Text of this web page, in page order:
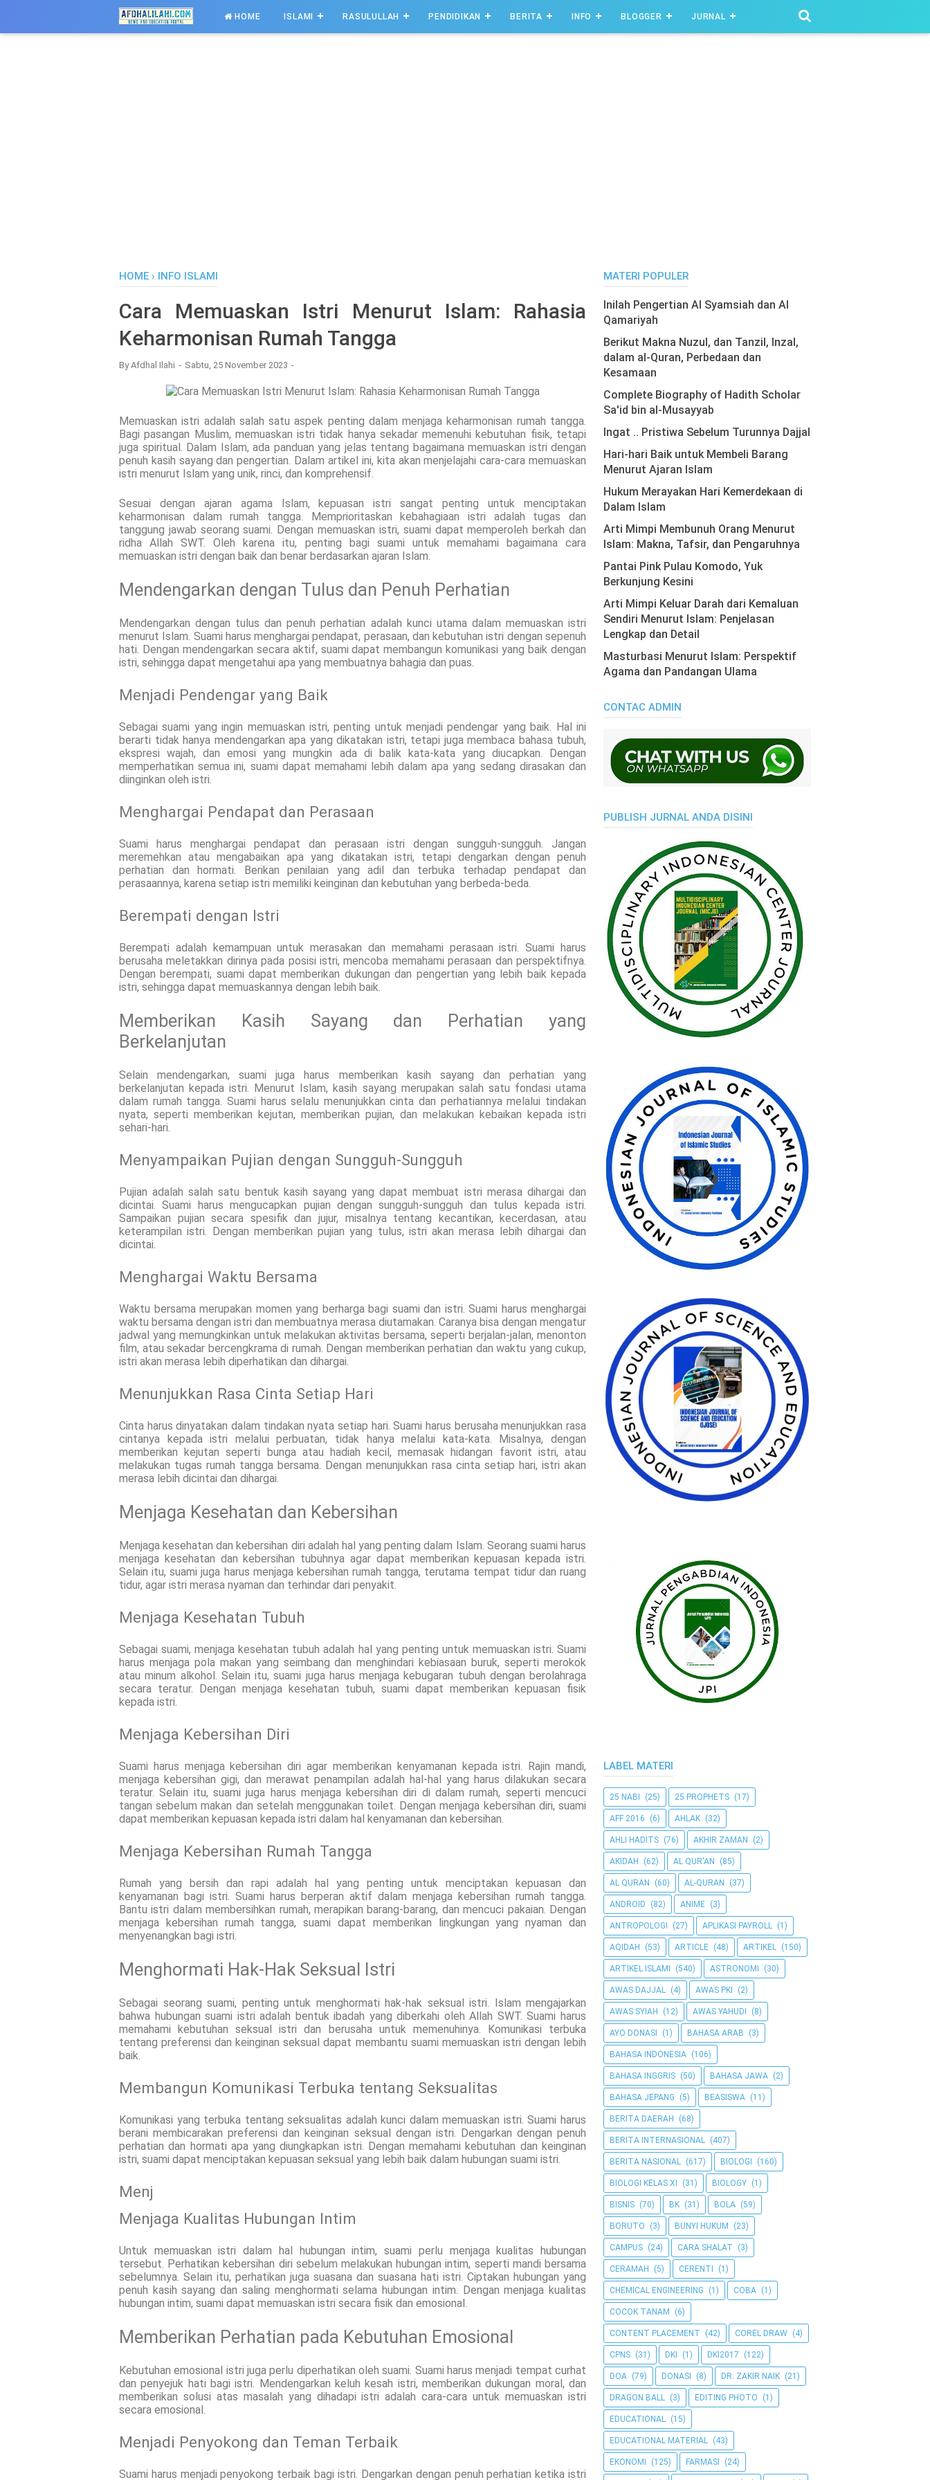
HOME ISLAMI RASULULLAH PENDIDIKAN BERITA INFO BLOGGER JURNAL
HOME › INFO ISLAMI
Cara Memuaskan Istri Menurut Islam: Rahasia
Keharmonisan Rumah Tangga
ByAfdhal Ilahi Sabtu, 25 November 2023
Memuaskan istri adalah salah satu aspek penting dalam menjaga keharmonisan rumah tangga.
Bagi pasangan Muslim, memuaskan istri tidak hanya sekadar memenuhi kebutuhan fisik, tetapi
juga spiritual. Dalam Islam, ada panduan yang jelas tentang bagaimana memuaskan istri dengan
penuh kasih sayang dan pengertian. Dalam artikel ini, kita akan menjelajahi cara-cara memuaskan
istri menurut Islam yang unik, rinci, dan komprehensif.
Sesuai dengan ajaran agama Islam, kepuasan istri sangat penting untuk menciptakan
keharmonisan dalam rumah tangga. Memprioritaskan kebahagiaan istri adalah tugas dan
tanggung jawab seorang suami. Dengan memuaskan istri, suami dapat memperoleh berkah dan
ridha Allah SWT. Oleh karena itu, penting bagi suami untuk memahami bagaimana cara
memuaskan istri dengan baik dan benar berdasarkan ajaran Islam.
Mendengarkan dengan Tulus dan Penuh Perhatian
Mendengarkan dengan tulus dan penuh perhatian adalah kunci utama dalam memuaskan istri
menurut Islam. Suami harus menghargai pendapat, perasaan, dan kebutuhan istri dengan sepenuh
hati. Dengan mendengarkan secara aktif, suami dapat membangun komunikasi yang baik dengan
istri, sehingga dapat mengetahui apa yang membuatnya bahagia dan puas.
Menjadi Pendengar yang Baik
Sebagai suami yang ingin memuaskan istri, penting untuk menjadi pendengar yang baik. Hal ini
berarti tidak hanya mendengarkan apa yang dikatakan istri, tetapi juga membaca bahasa tubuh,
ekspresi wajah, dan emosi yang mungkin ada di balik kata-kata yang diucapkan. Dengan
memperhatikan semua ini, suami dapat memahami lebih dalam apa yang sedang dirasakan dan
diinginkan oleh istri.
Menghargai Pendapat dan Perasaan
Suami harus menghargai pendapat dan perasaan istri dengan sungguh-sungguh. Jangan
meremehkan atau mengabaikan apa yang dikatakan istri, tetapi dengarkan dengan penuh
perhatian dan hormati. Berikan penilaian yang adil dan terbuka terhadap pendapat dan
perasaannya, karena setiap istri memiliki keinginan dan kebutuhan yang berbeda-beda.
Berempati dengan Istri
Berempati adalah kemampuan untuk merasakan dan memahami perasaan istri. Suami harus
berusaha meletakkan dirinya pada posisi istri, mencoba memahami perasaan dan perspektifnya.
Dengan berempati, suami dapat memberikan dukungan dan pengertian yang lebih baik kepada
istri, sehingga dapat memuaskannya dengan lebih baik.
Memberikan Kasih Sayang dan Perhatian yang
Berkelanjutan
Selain mendengarkan, suami juga harus memberikan kasih sayang dan perhatian yang
berkelanjutan kepada istri. Menurut Islam, kasih sayang merupakan salah satu fondasi utama
dalam rumah tangga. Suami harus selalu menunjukkan cinta dan perhatiannya melalui tindakan
nyata, seperti memberikan kejutan, memberikan pujian, dan melakukan kebaikan kepada istri
sehari-hari.
Menyampaikan Pujian dengan Sungguh-Sungguh
Pujian adalah salah satu bentuk kasih sayang yang dapat membuat istri merasa dihargai dan
dicintai. Suami harus mengucapkan pujian dengan sungguh-sungguh dan tulus kepada istri.
Sampaikan pujian secara spesifik dan jujur, misalnya tentang kecantikan, kecerdasan, atau
keterampilan istri. Dengan memberikan pujian yang tulus, istri akan merasa lebih dihargai dan
dicintai.
Menghargai Waktu Bersama
Waktu bersama merupakan momen yang berharga bagi suami dan istri. Suami harus menghargai
waktu bersama dengan istri dan membuatnya merasa diutamakan. Caranya bisa dengan mengatur
jadwal yang memungkinkan untuk melakukan aktivitas bersama, seperti berjalan-jalan, menonton
film, atau sekadar bercengkrama di rumah. Dengan memberikan perhatian dan waktu yang cukup,
istri akan merasa lebih diperhatikan dan dihargai.
Menunjukkan Rasa Cinta Setiap Hari
Cinta harus dinyatakan dalam tindakan nyata setiap hari. Suami harus berusaha menunjukkan rasa
cintanya kepada istri melalui perbuatan, tidak hanya melalui kata-kata. Misalnya, dengan
memberikan kejutan seperti bunga atau hadiah kecil, memasak hidangan favorit istri, atau
melakukan tugas rumah tangga bersama. Dengan menunjukkan rasa cinta setiap hari, istri akan
merasa lebih dicintai dan dihargai.
Menjaga Kesehatan dan Kebersihan
Menjaga kesehatan dan kebersihan diri adalah hal yang penting dalam Islam. Seorang suami harus
menjaga kesehatan dan kebersihan tubuhnya agar dapat memberikan kepuasan kepada istri.
Selain itu, suami juga harus menjaga kebersihan rumah tangga, terutama tempat tidur dan ruang
tidur, agar istri merasa nyaman dan terhindar dari penyakit.
Menjaga Kesehatan Tubuh
Sebagai suami, menjaga kesehatan tubuh adalah hal yang penting untuk memuaskan istri. Suami
harus menjaga pola makan yang seimbang dan menghindari kebiasaan buruk, seperti merokok
atau minum alkohol. Selain itu, suami juga harus menjaga kebugaran tubuh dengan berolahraga
secara teratur. Dengan menjaga kesehatan tubuh, suami dapat memberikan kepuasan fisik
kepada istri.
Menjaga Kebersihan Diri
Suami harus menjaga kebersihan diri agar memberikan kenyamanan kepada istri. Rajin mandi,
menjaga kebersihan gigi, dan merawat penampilan adalah hal-hal yang harus dilakukan secara
teratur. Selain itu, suami juga harus menjaga kebersihan diri di dalam rumah, seperti mencuci
tangan sebelum makan dan setelah menggunakan toilet. Dengan menjaga kebersihan diri, suami
dapat memberikan kepuasan kepada istri dalam hal kenyamanan dan kebersihan.
Menjaga Kebersihan Rumah Tangga
Rumah yang bersih dan rapi adalah hal yang penting untuk menciptakan kepuasan dan
kenyamanan bagi istri. Suami harus berperan aktif dalam menjaga kebersihan rumah tangga.
Bantu istri dalam membersihkan rumah, merapikan barang-barang, dan mencuci pakaian. Dengan
menjaga kebersihan rumah tangga, suami dapat memberikan lingkungan yang nyaman dan
menyenangkan bagi istri.
Menghormati Hak-Hak Seksual Istri
Sebagai seorang suami, penting untuk menghormati hak-hak seksual istri. Islam mengajarkan
bahwa hubungan suami istri adalah bentuk ibadah yang diberkahi oleh Allah SWT. Suami harus
memahami kebutuhan seksual istri dan berusaha untuk memenuhinya. Komunikasi terbuka
tentang preferensi dan keinginan seksual dapat membantu suami memuaskan istri dengan lebih
baik.
Membangun Komunikasi Terbuka tentang Seksualitas
Komunikasi yang terbuka tentang seksualitas adalah kunci dalam memuaskan istri. Suami harus
berani membicarakan preferensi dan keinginan seksual dengan istri. Dengarkan dengan penuh
perhatian dan hormati apa yang diungkapkan istri. Dengan memahami kebutuhan dan keinginan
istri, suami dapat menciptakan kepuasan seksual yang lebih baik dalam hubungan suami istri.
Menj
Menjaga Kualitas Hubungan Intim
Untuk memuaskan istri dalam hal hubungan intim, suami perlu menjaga kualitas hubungan
tersebut. Perhatikan kebersihan diri sebelum melakukan hubungan intim, seperti mandi bersama
sebelumnya. Selain itu, perhatikan juga suasana dan suasana hati istri. Ciptakan hubungan yang
penuh kasih sayang dan saling menghormati selama hubungan intim. Dengan menjaga kualitas
hubungan intim, suami dapat memuaskan istri secara fisik dan emosional.
Memberikan Perhatian pada Kebutuhan Emosional
Kebutuhan emosional istri juga perlu diperhatikan oleh suami. Suami harus menjadi tempat curhat
dan penyejuk hati bagi istri. Mendengarkan keluh kesah istri, memberikan dukungan moral, dan
memberikan solusi atas masalah yang dihadapi istri adalah cara-cara untuk memuaskan istri
secara emosional.
Menjadi Penyokong dan Teman Terbaik
Suami harus menjadi penyokong terbaik bagi istri. Dengarkan dengan penuh perhatian ketika istri
MATERI POPULER
Inilah Pengertian Al Syamsiah dan Al
Qamariyah
Berikut Makna Nuzul, dan Tanzil, Inzal,
dalam al-Quran, Perbedaan dan
Kesamaan
Complete Biography of Hadith Scholar
Sa'id bin al-Musayyab
Ingat .. Pristiwa Sebelum Turunnya Dajjal
Hari-hari Baik untuk Membeli Barang
Menurut Ajaran Islam
Hukum Merayakan Hari Kemerdekaan di
Dalam Islam
Arti Mimpi Membunuh Orang Menurut
Islam: Makna, Tafsir, dan Pengaruhnya
Pantai Pink Pulau Komodo, Yuk
Berkunjung Kesini
Arti Mimpi Keluar Darah dari Kemaluan
Sendiri Menurut Islam: Penjelasan
Lengkap dan Detail
Masturbasi Menurut Islam: Perspektif
Agama dan Pandangan Ulama
CONTAC ADMIN
PUBLISH JURNAL ANDA DISINI
LABEL MATERI
25 NABI (25) 25 PROPHETS (17)
AFF 2016 (6) AHLAK (32)
AHLI HADITS (76) AKHIR ZAMAN (2)
AKIDAH (62) AL QUR'AN (85)
AL QURAN (60) AL-QURAN (37)
ANDROID (82) ANIME (3)
ANTROPOLOGI (27) APLIKASI PAYROLL (1)
AQIDAH (53) ARTICLE (48) ARTIKEL (150)
ARTIKEL ISLAMI (540) ASTRONOMI (30)
AWAS DAJJAL (4) AWAS PKI (2)
AWAS SYIAH (12) AWAS YAHUDI (8)
AYO DONASI (1) BAHASA ARAB (3)
BAHASA INDONESIA (106)
BAHASA INGGRIS (50) BAHASA JAWA (2)
BAHASA JEPANG (5) BEASISWA (11)
BERITA DAERAH (68)
BERITA INTERNASIONAL (407)
BERITA NASIONAL (617) BIOLOGI (160)
BIOLOGI KELAS XI (31) BIOLOGY (1)
BISNIS (70) BK (31) BOLA (59)
BORUTO (3) BUNYI HUKUM (23)
CAMPUS (24) CARA SHALAT (3)
CERAMAH (5) CERENTI (1)
CHEMICAL ENGINEERING (1) COBA (1)
COCOK TANAM (6)
CONTENT PLACEMENT (42) COREL DRAW (4)
CPNS (31) DKI (1) DKI2017 (122)
DOA (79) DONASI (8) DR. ZAKIR NAIK (21)
DRAGON BALL (3) EDITING PHOTO (1)
EDUCATIONAL (15)
EDUCATIONAL MATERIAL (43)
EKONOMI (125) FARMASI (24)